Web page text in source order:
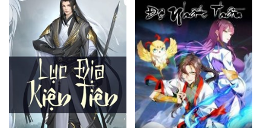
Đồng Nhân
Cẩu Đạo Trường Sinh
Ngự Thú
Truyện Nam